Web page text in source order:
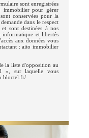
sont enregistrées
immobilier pour gérer
conservées pour la
dans le respect
et sont destinées à nos
et libertés
aux données vous
: aito immobilier
la liste d'opposition au
», sur laquelle vous